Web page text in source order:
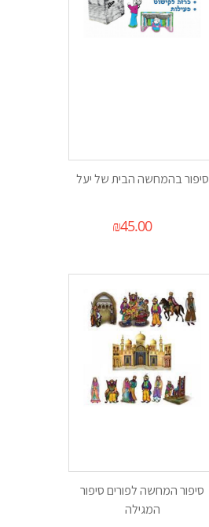
סיפור בהמחשה הבית של יעל
₪45.00
סיפור המחשה לפורים סיפור
המגילה